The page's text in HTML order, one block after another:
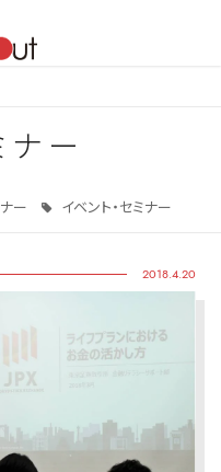
ー
ー イベント・セミナー
2018.4.20